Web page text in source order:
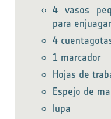
4 vasos
para
4
1 marcador
Hojas de
Espejo de
lupa